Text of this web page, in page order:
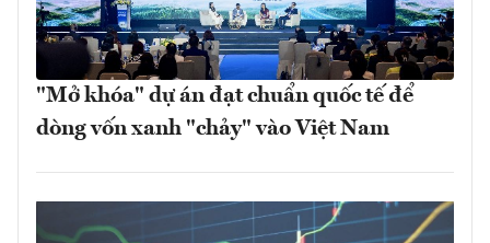
"Mở khóa" dự án đạt chuẩn quốc tế để
dòng vốn xanh "chảy" vào Việt Nam